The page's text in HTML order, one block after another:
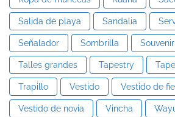
Salida de playa Sandalia
Señalador Sombrilla Souvenir
Talles grandes Tapestry
Trapillo Vestido Vestido de
Vestido de novia Vincha